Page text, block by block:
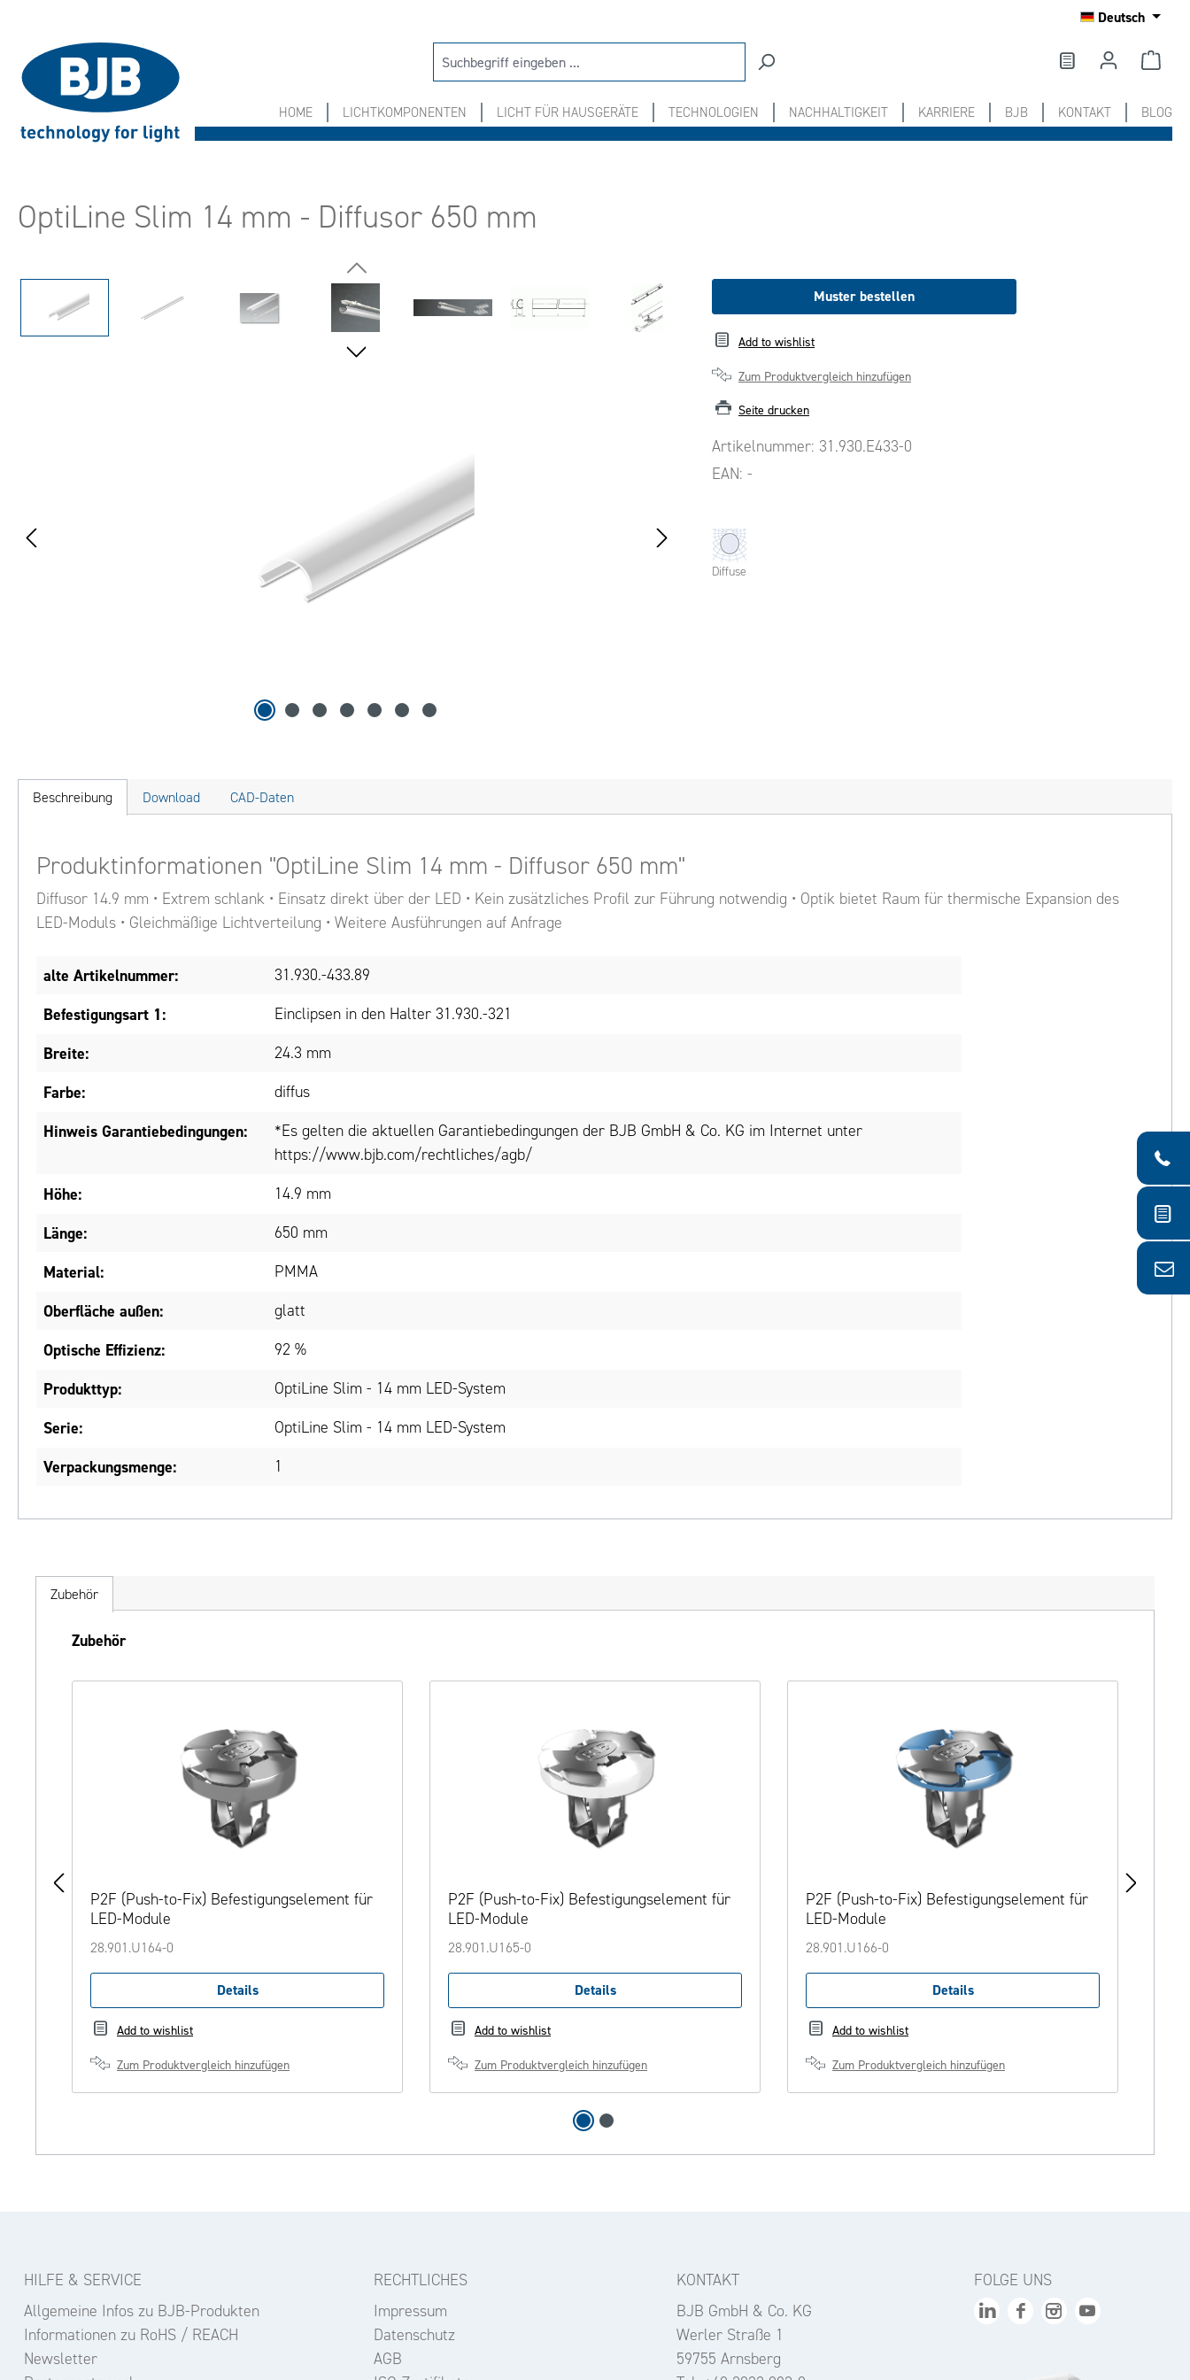
Deutsch
HOME LICHTKOMPONENTEN LICHT FÜR HAUSGERÄTE TECHNOLOGIEN NACHHALTIGKEIT KARRIERE BJB KONTAKT BLOG
OptiLine Slim 14 mm - Diffusor 650 mm
Bildergalerie überspringen Muster bestellen
Add to wishlist
Zum Produktvergleich hinzufügen
Seite drucken
Artikelnummer: 31.930.E433-0
EAN: -
Diffuse
Beschreibung Download CAD-Daten
Produktinformationen "OptiLine Slim 14 mm - Diffusor 650 mm"
Diffusor 14.9 mm • Extrem schlank • Einsatz direkt über der LED • Kein zusätzliches Profil zur Führung notwendig • Optik bietet Raum für thermische Expansion des
LED-Moduls • Gleichmäßige Lichtverteilung • Weitere Ausführungen auf Anfrage
alte Artikelnummer: 31.930.-433.89
Befestigungsart 1: Einclipsen in den Halter 31.930.-321
Breite: 24.3 mm
Farbe: diffus
Hinweis Garantiebedingungen:
*Es gelten die aktuellen Garantiebedingungen der BJB GmbH & Co. KG im Internet unter
https://www.bjb.com/rechtliches/agb/
Höhe: 14.9 mm
Länge: 650 mm
Material: PMMA
Oberfläche außen: glatt
Optische Effizienz: 92 %
Produkttyp: OptiLine Slim - 14 mm LED-System
Serie: OptiLine Slim - 14 mm LED-System
Verpackungsmenge: 1
Zubehör
Produktgalerie überspringen
Zubehör
P2F (Push-to-Fix) Befestigungselement für
LED-Module
28.901.U164-0
Details
Add to wishlist
Zum Produktvergleich hinzufügen
P2F (Push-to-Fix) Befestigungselement für
LED-Module
28.901.U165-0
Details
Add to wishlist
Zum Produktvergleich hinzufügen
P2F (Push-to-Fix) Befestigungselement für
LED-Module
28.901.U166-0
Details
Add to wishlist
Zum Produktvergleich hinzufügen
HILFE & SERVICE
Allgemeine Infos zu BJB-Produkten
Informationen zu RoHS / REACH
Newsletter
RECHTLICHES
Impressum
Datenschutz
AGB
KONTAKT
BJB GmbH & Co. KG
Werler Straße 1
59755 Arnsberg
FOLGE UNS